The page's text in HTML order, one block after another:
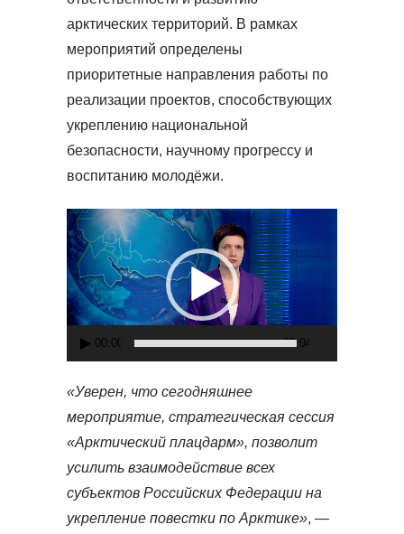
арктических территорий. В рамках
мероприятий определены
приоритетные направления работы по
реализации проектов, способствующих
укреплению национальной
безопасности, научному прогрессу и
воспитанию молодёжи.
Видеоплеер
00:00 02:04
«Уверен, что сегодняшнее
мероприятие, стратегическая сессия
«Арктический плацдарм», позволит
усилить взаимодействие всех
субъектов Российских Федерации на
укрепление повестки по Арктике», —